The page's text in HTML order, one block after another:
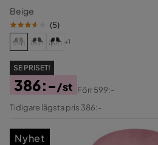
Beige
(5)
+1
SE PRISET!
Pris
386:-/st
Original
Förr599:-
Tidigare lägsta pris 386:-
Nyhet